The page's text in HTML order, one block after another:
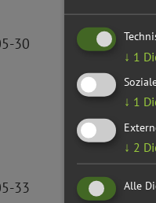
30
33
↓ 1
↓ 1
↓ 2
Alle